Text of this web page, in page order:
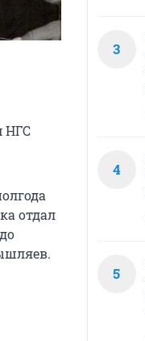
НГС
отдал
3
4
5